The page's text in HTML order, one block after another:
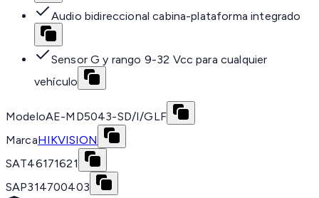
Audio bidireccional cabina-plataforma integrado
Sensor G y rango 9-32 Vcc para cualquier
vehículo
ModeloAE-MD5043-SD/I/GLF
MarcaHIKVISION
SAT46171621
SAP314700403